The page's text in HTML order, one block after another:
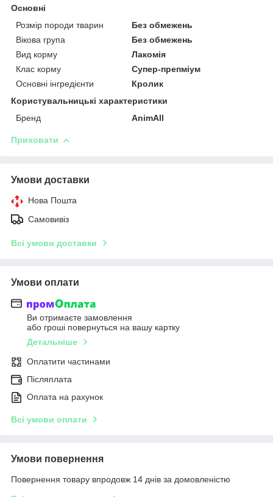
Основні
Розмір породи тварин
Без обмежень
Вікова група
Без обмежень
Вид корму
Лакомія
Клас корму
Супер-препміум
Основні інгредієнти
Кролик
Користувальницькі характеристики
Бренд
AnimAll
Приховати
Умови доставки
Нова Пошта
Самовивіз
Всі умови доставки
Умови оплати
Ви отримаєте замовлення
або гроші повернуться на вашу картку
Детальніше
Оплатити частинами
Післяплата
Оплата на рахунок
Всі умови оплати
Умови повернення
Повернення товару впродовж 14 днів за домовленістю